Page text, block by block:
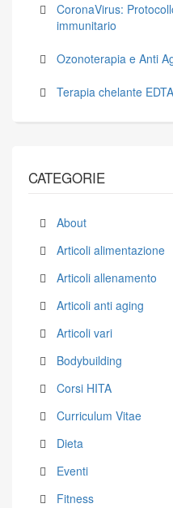
CoronaVirus:
immunitario
Ozonoterapia e Anti
Terapia chelante EDTA
CATEGORIE
About
Articoli alimentazione
Articoli allenamento
Articoli anti aging
Articoli vari
Bodybuilding
Corsi HITA
Curriculum Vitae
Dieta
Eventi
Fitness